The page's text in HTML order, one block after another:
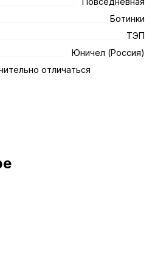
Ботинки
ТЭП
Юничел (Россия)
отличаться